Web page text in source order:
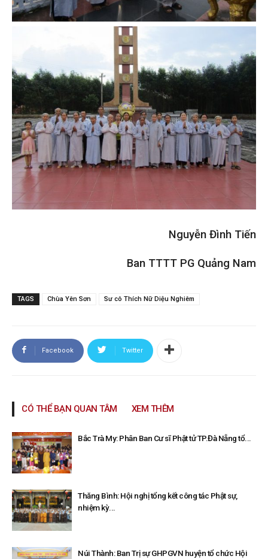
Nguyễn Đình Tiến
Ban TTTT PG Quảng Nam
TAGS Chùa Yên Sơn Sư cô Thích Nữ Diệu Nghiêm
Facebook Twitter
CÓ THỂ BẠN QUAN TÂM XEM THÊM
Bắc Trà My: Phân Ban Cư sĩ Phật tử TP.Đà Nẵng tổ...
Thăng Bình: Hội nghị tổng kết công tác Phật sự,
nhiệm kỳ...
Núi Thành: Ban Trị sự GHPGVN huyện tổ chức Hội